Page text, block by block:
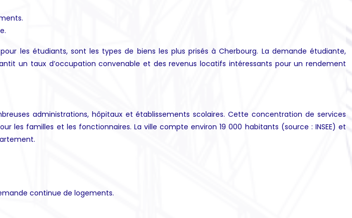
les étudiants, sont les types de biens les plus prisés à Cherbourg. La demande étudiante,
un taux d’occupation convenable et des revenus locatifs intéressants pour un rendement
administrations, hôpitaux et établissements scolaires. Cette concentration de services
familles et les fonctionnaires. La ville compte environ 19 000 habitants (source : INSEE) et
continue de logements.